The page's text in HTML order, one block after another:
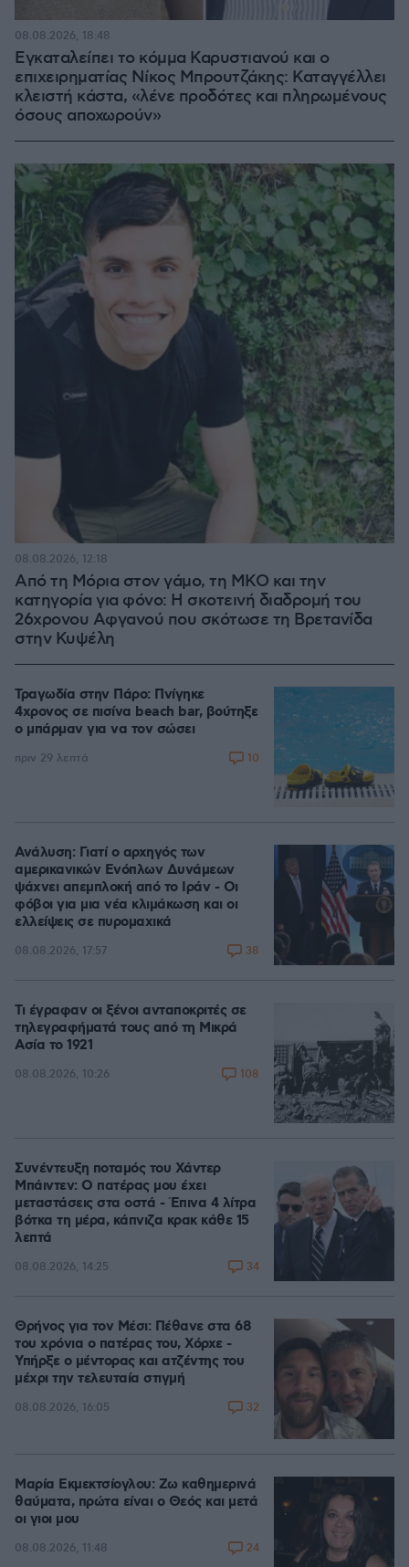
Εγκαταλείπει το κόμμα Καρυστιανού και ο
επιχειρηματίας Νίκος Μπρουτζάκης: Καταγγέλλει
κλειστή κάστα, «λένε προδότες και πληρωμένους
όσους αποχωρούν»
08.08.2026, 18:48
Από τη Μόρια στον γάμο, τη ΜΚΟ και την
κατηγορία για φόνο: Η σκοτεινή διαδρομή του
26χρονου Αφγανού που σκότωσε τη Βρετανίδα
στην Κυψέλη
08.08.2026, 12:18
Τραγωδία στην Πάρο: Πνίγηκε
4χρονος σε πισίνα beach bar, βούτηξε
ο μπάρμαν για να τον σώσει
πριν 29 λεπτά 10
Ανάλυση: Γιατί ο αρχηγός των
αμερικανικών Ενόπλων Δυνάμεων
ψάχνει απεμπλοκή από το Ιράν - Οι
φόβοι για μια νέα κλιμάκωση και οι
ελλείψεις σε πυρομαχικά
08.08.2026, 17:57 38
Τι έγραφαν οι ξένοι ανταποκριτές σε
τηλεγραφήματά τους από τη Μικρά
Ασία το 1921
08.08.2026, 10:26 108
Συνέντευξη ποταμός του Χάντερ
Μπάιντεν: Ο πατέρας μου έχει
μεταστάσεις στα οστά - Έπινα 4 λίτρα
βότκα τη μέρα, κάπνιζα κρακ κάθε 15
λεπτά
08.08.2026, 14:25 34
Θρήνος για τον Μέσι: Πέθανε στα 68
του χρόνια ο πατέρας του, Χόρχε -
Υπήρξε ο μέντορας και ατζέντης του
μέχρι την τελευταία στιγμή
08.08.2026, 16:05 32
Μαρία Εκμεκτσίογλου: Ζω καθημερινά
θαύματα, πρώτα είναι ο Θεός και μετά
οι γιοι μου
08.08.2026, 11:48 24